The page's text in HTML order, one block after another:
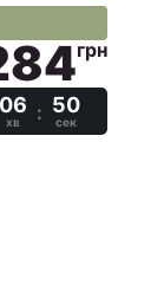
грн
06
хв
49
сек